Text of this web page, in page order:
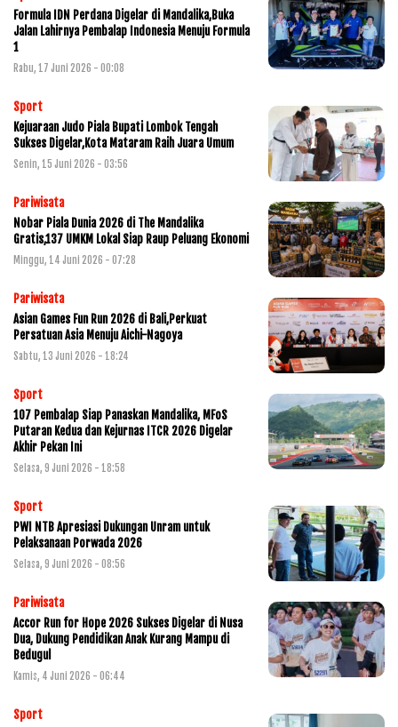
Formula IDN Perdana Digelar di Mandalika,Buka
Jalan Lahirnya Pembalap Indonesia Menuju Formula
1
Rabu, 17 Juni 2026 - 00:08
Sport
Kejuaraan Judo Piala Bupati Lombok Tengah
Sukses Digelar,Kota Mataram Raih Juara Umum
Senin, 15 Juni 2026 - 03:56
Pariwisata
Nobar Piala Dunia 2026 di The Mandalika
Gratis,137 UMKM Lokal Siap Raup Peluang Ekonomi
Minggu, 14 Juni 2026 - 07:28
Pariwisata
Asian Games Fun Run 2026 di Bali,Perkuat
Persatuan Asia Menuju Aichi-Nagoya
Sabtu, 13 Juni 2026 - 18:24
Sport
107 Pembalap Siap Panaskan Mandalika, MFoS
Putaran Kedua dan Kejurnas ITCR 2026 Digelar
Akhir Pekan Ini
Selasa, 9 Juni 2026 - 18:58
Sport
PWI NTB Apresiasi Dukungan Unram untuk
Pelaksanaan Porwada 2026
Selasa, 9 Juni 2026 - 08:56
Pariwisata
Accor Run for Hope 2026 Sukses Digelar di Nusa
Dua, Dukung Pendidikan Anak Kurang Mampu di
Bedugul
Kamis, 4 Juni 2026 - 06:44
Sport